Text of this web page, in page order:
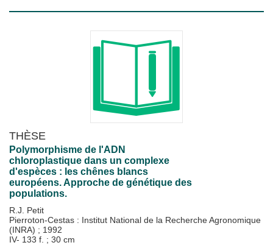
THÈSE
Polymorphisme de l'ADN
chloroplastique dans un complexe
d'espèces : les chênes blancs
européens. Approche de génétique des
populations.
R.J. Petit
Pierroton-Cestas : Institut National de la Recherche Agronomique
(INRA) ; 1992
IV- 133 f. ; 30 cm